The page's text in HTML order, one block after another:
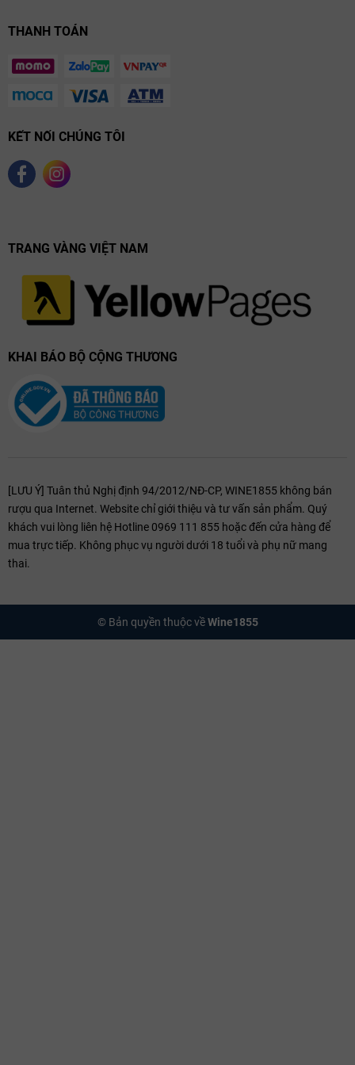
THANH TOÁN
KẾT NỐI CHÚNG TÔI
TRANG VÀNG VIỆT NAM
KHAI BÁO BỘ CỘNG THƯƠNG
[LƯU Ý] Tuân thủ Nghị định 94/2012/NĐ-CP, WINE1855 không bán
rượu qua Internet. Website chỉ giới thiệu và tư vấn sản phẩm. Quý
khách vui lòng liên hệ Hotline 0969 111 855 hoặc đến cửa hàng để
mua trực tiếp. Không phục vụ người dưới 18 tuổi và phụ nữ mang
thai.
© Bản quyền thuộc vềWine1855